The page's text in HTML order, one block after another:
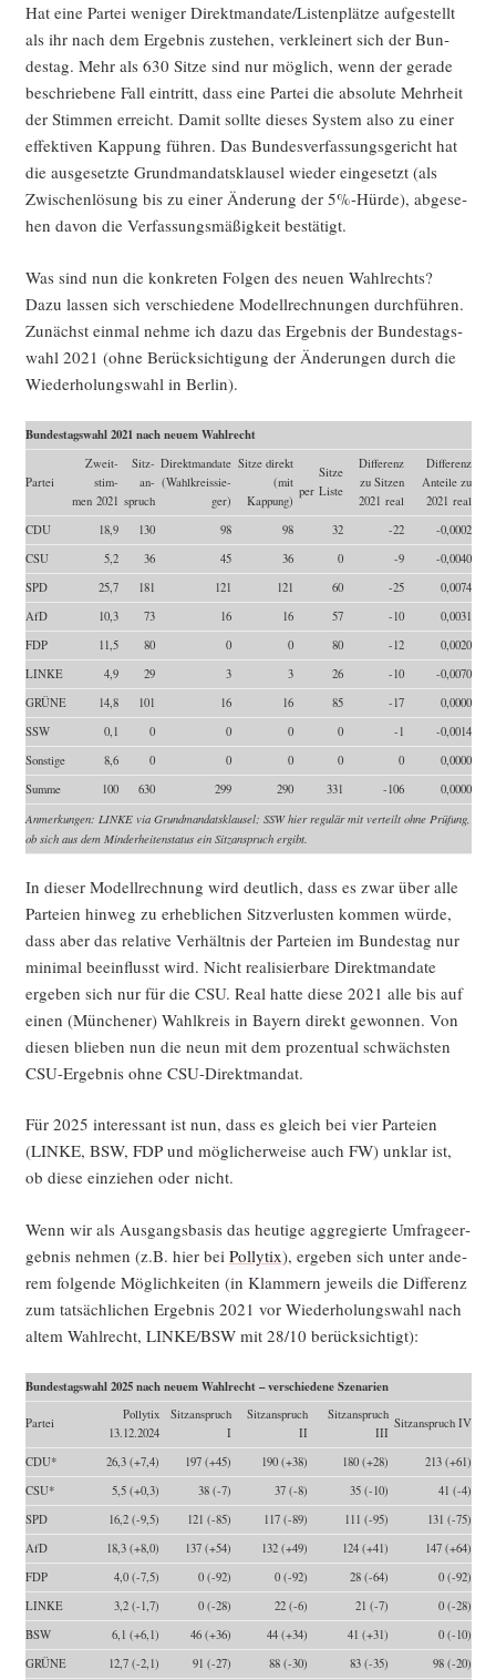
Hat eine Par­tei weni­ger Direktmandate/Listenplätze auf­ge­stellt
als ihr nach dem Ergeb­nis zuste­hen, ver­klei­nert sich der Bun­
des­tag. Mehr als 630 Sit­ze sind nur mög­lich, wenn der gera­de
beschrie­be­ne Fall ein­tritt, dass eine Par­tei die abso­lu­te Mehr­heit
der Stim­men erreicht. Damit soll­te die­ses Sys­tem also zu einer
effek­ti­ven Kap­pung füh­ren. Das Bun­des­ver­fas­sungs­ge­richt hat
die aus­ge­setz­te Grund­man­dats­klau­sel wie­der ein­ge­setzt (als
Zwi­schen­lö­sung bis zu einer Ände­rung der 5%-Hürde), abge­se­
hen davon die Ver­fas­sungs­mä­ßig­keit bestätigt.
Was sind nun die kon­kre­ten Fol­gen des neu­en Wahl­rechts?
Dazu las­sen sich ver­schie­de­ne Modell­rech­nun­gen durch­füh­ren.
Zunächst ein­mal neh­me ich dazu das Ergeb­nis der Bun­des­tags­
wahl 2021 (ohne Berück­sich­ti­gung der Ände­run­gen durch die
Wie­der­ho­lungs­wahl in Berlin).
Bun­des­tags­wahl 2021 nach neu­em Wahlrecht
Par­tei
Zweit­
stim­
men 2021
Sitz­
an­
spruch
Direkt­man­da­te
(Wahl­kreis­sie­
ger)
Sit­ze direkt
(mit
Kappung)
Sit­ze
per Liste
Dif­fe­renz
zu Sit­zen
2021 real
Dif­fe­renz
Antei­le zu
2021 real
CDU
18,9 130 98 98 32 -22
-0,0002
CSU
5,2 36 45 36 0 -9
-0,0040
SPD
25,7 181 121 121 60 -25
0,0074
AfD
10,3 73 16 16 57 -10
0,0031
FDP
11,5 80 0 0 80 -12
0,0020
LINKE
4,9 29 3 3 26 -10
-0,0070
GRÜNE
14,8 101 16 16 85 -17
0,0000
SSW
0,1 0 0 0 0 -1
-0,0014
Sons­ti­ge
8,6 0 0 0 0 0
0,0000
Sum­me
100 630 299 290 331 -106 0,0000
Anmer­kun­gen: LINKE via Grund­man­dats­klau­sel; SSW hier regu­lär mit ver­teilt ohne Prü­fung,
ob sich aus dem Min­der­hei­ten­sta­tus ein Sitz­an­spruch ergibt.
In die­ser Modell­rech­nung wird deut­lich, dass es zwar über alle
Par­tei­en hin­weg zu erheb­li­chen Sitz­ver­lus­ten kom­men wür­de,
dass aber das rela­ti­ve Ver­hält­nis der Par­tei­en im Bun­des­tag nur
mini­mal beein­flusst wird. Nicht rea­li­sier­ba­re Direkt­man­da­te
erge­ben sich nur für die CSU. Real hat­te die­se 2021 alle bis auf
einen (Mün­che­ner) Wahl­kreis in Bay­ern direkt gewon­nen. Von
die­sen blie­ben nun die neun mit dem pro­zen­tu­al schwächs­ten
CSU-Ergeb­nis ohne CSU-Direktmandat.
Für 2025 inter­es­sant ist nun, dass es gleich bei vier Par­tei­en
(LINKE, BSW, FDP und mög­li­cher­wei­se auch FW) unklar ist,
ob die­se ein­zie­hen oder nicht.
Wenn wir als Aus­gangs­ba­sis das heu­ti­ge agg­re­gier­te Umfra­ge­er­
geb­nis neh­men (z.B. hier bei Pol­ly­tix), erge­ben sich unter ande­
rem fol­gen­de Mög­lich­kei­ten (in Klam­mern jeweils die Dif­fe­renz
zum tat­säch­li­chen Ergeb­nis 2021 vor Wie­der­ho­lungs­wahl nach
altem Wahl­recht, LINKE/BSW mit 28/10 berücksichtigt):
Bun­des­tags­wahl 2025 nach neu­em Wahl­recht – ver­schie­de­ne Szenarien
Par­tei
Pol­ly­tix
13.12.2024
Sitz­an­spruch
I
Sitz­an­spruch
II
Sitz­an­spruch
III
Sitz­an­spruch IV
CDU* 26,3 (+7,4) 197 (+45) 190 (+38) 180 (+28)
213 (+61)
CSU*
5,5 (+0,3) 38 (-7) 37 (-8) 35 (-10)
41 (-4)
SPD
16,2 (-9,5) 121 (-85) 117 (-89) 111 (-95)
131 (-75)
AfD
18,3 (+8,0) 137 (+54) 132 (+49) 124 (+41)
147 (+64)
FDP
4,0 (-7,5) 0 (-92) 0 (-92) 28 (-64)
0 (-92)
LINKE
3,2 (-1,7) 0 (-28) 22 (-6) 21 (-7)
0 (-28)
BSW
6,1 (+6,1) 46 (+36) 44 (+34) 41 (+31)
0 (-10)
GRÜNE
12,7 (-2,1) 91 (-27) 88 (-30) 83 (-35) 98 (-20)